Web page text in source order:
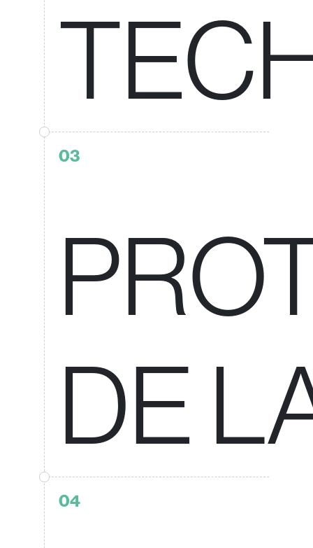
03
DE
04